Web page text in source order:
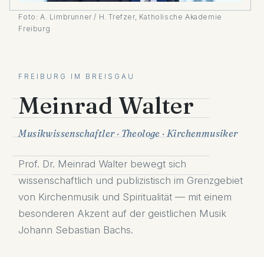
FREIBURG IM BREISGAU
Meinrad Walter
Musikwissenschaftler · Theologe · Kirchenmusiker
Prof. Dr. Meinrad Walter bewegt sich
wissenschaftlich und publizistisch im Grenzgebiet
von Kirchenmusik und Spiritualität — mit einem
besonderen Akzent auf der geistlichen Musik
Johann Sebastian Bachs.
Foto: A. Limbrunner / H. Trefzer, Katholische Akademie
Freiburg